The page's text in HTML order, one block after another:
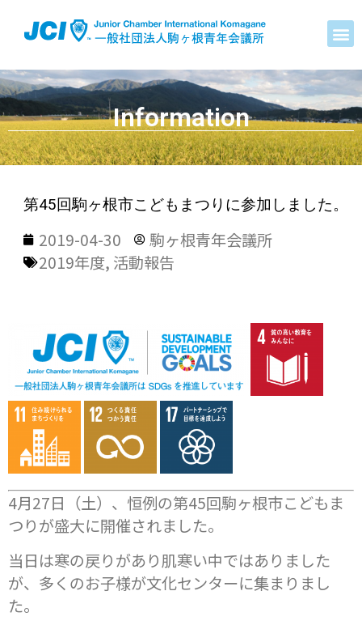
Information
第45回駒ヶ根市こどもまつりに参加しました。
2019-04-30
駒ヶ根青年会議所
2019年度, 活動報告
4月27日（土）、恒例の第45回駒ヶ根市こどもま
つりが盛大に開催されました。
当日は寒の戻りがあり肌寒い中ではありました
が、多くのお子様が文化センターに集まりまし
た。